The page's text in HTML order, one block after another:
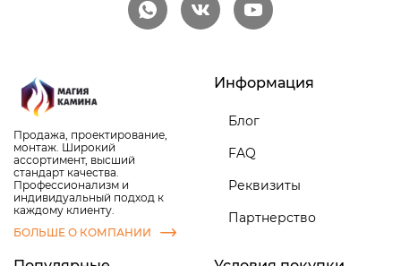
Продажа, проектирование,
монтаж. Широкий
ассортимент, высший
стандарт качества.
Профессионализм и
индивидуальный подход к
каждому клиенту.
БОЛЬШЕ О КОМПАНИИ
Информация
Блог
FAQ
Реквизиты
Партнерство